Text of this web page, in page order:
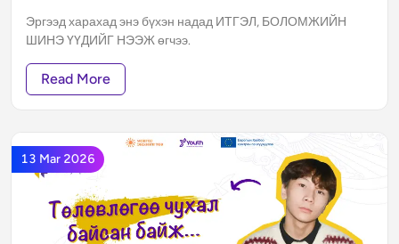
Эргээд харахад энэ бүхэн надад ИТГЭЛ, БОЛОМЖИЙН
ШИНЭ ҮҮДИЙГ НЭЭЖ өгчээ.
Read More
13 Mar 2026